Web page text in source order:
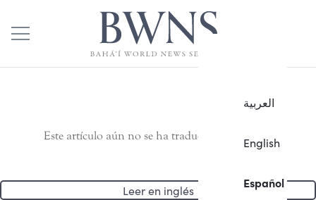
العربية
English
Español
Este artículo aún no se ha traducido al español.
Leer en inglés